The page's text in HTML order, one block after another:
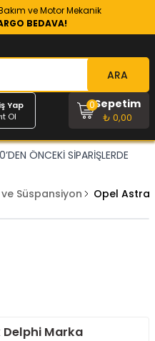
ve Motor Mekanik
BEDAVA!
ARA
Yap
Ol
Sepetim
₺ 0,00
0
ÖNCEKİ SİPARİŞLERDE
Süspansiyon Opel Astra
Delphi Marka